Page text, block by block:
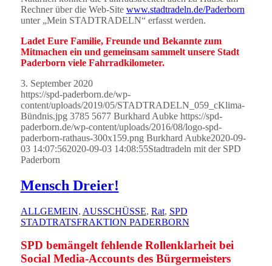
Rechner über die Web-Site www.stadtradeln.de/Paderborn
unter „Mein STADTRADELN“ erfasst werden.
Ladet Eure Familie, Freunde und Bekannte zum
Mitmachen ein und gemeinsam sammelt unsere Stadt
Paderborn viele Fahrradkilometer.
3. September 2020
https://spd-paderborn.de/wp-
content/uploads/2019/05/STADTRADELN_059_cKlima-
Bündnis.jpg 3785 5677 Burkhard Aubke https://spd-
paderborn.de/wp-content/uploads/2016/08/logo-spd-
paderborn-rathaus-300x159.png Burkhard Aubke2020-09-
03 14:07:562020-09-03 14:08:55Stadtradeln mit der SPD
Paderborn
Mensch Dreier!
ALLGEMEIN, AUSSCHÜSSE, Rat, SPD
STADTRATSFRAKTION PADERBORN
SPD bemängelt fehlende Rollenklarheit bei
Social Media-Accounts des Bürgermeisters